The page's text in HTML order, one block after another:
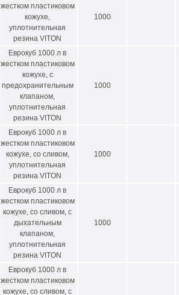
жестком пластиковом
кожухе,
уплотнительная
резина VITON
1000
Еврокуб 1000 л в
жестком пластиковом
кожухе, с
предохранительным
клапаном,
уплотнительная
резина VITON
1000
Еврокуб 1000 л в
жестком пластиковом
кожухе, со сливом,
уплотнительная
резина VITON
1000
Еврокуб 1000 л в
жестком пластиковом
кожухе, со сливом, с
дыхательным
клапаном,
уплотнительная
резина VITON
1000
Еврокуб 1000 л в
жестком пластиковом
кожухе, со сливом, с